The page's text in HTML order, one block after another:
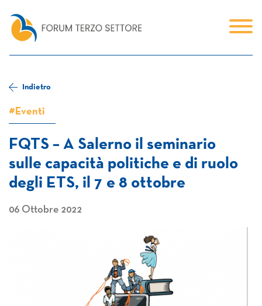
Indietro
#Eventi
FQTS – A Salerno il seminario
sulle capacità politiche e di ruolo
degli ETS, il 7 e 8 ottobre
06 Ottobre 2022